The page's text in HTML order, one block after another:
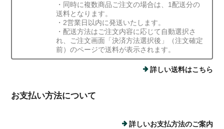
・同時に複数商品ご注文の場合は、1配送分の
送料となります。
・2営業日以内に発送いたします。
・配送方法はご注文内容に応じて自動選択さ
れ、ご注文画面「決済方法選択後」（注文確定
前）のページで送料が表示されます。
詳しい送料はこちら
お支払い方法について
詳しいお支払方法のご案内